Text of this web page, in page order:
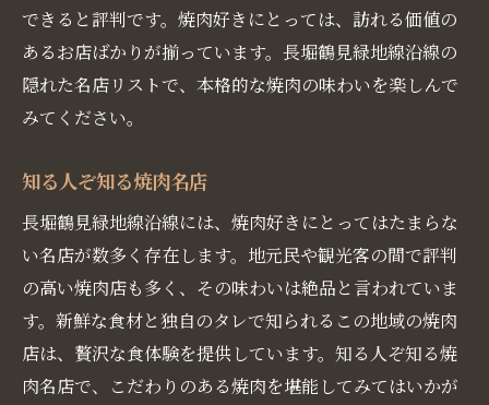
できると評判です。焼肉好きにとっては、訪れる価値の
あるお店ばかりが揃っています。長堀鶴見緑地線沿線の
隠れた名店リストで、本格的な焼肉の味わいを楽しんで
みてください。
知る人ぞ知る焼肉名店
長堀鶴見緑地線沿線には、焼肉好きにとってはたまらな
い名店が数多く存在します。地元民や観光客の間で評判
の高い焼肉店も多く、その味わいは絶品と言われていま
す。新鮮な食材と独自のタレで知られるこの地域の焼肉
店は、贅沢な食体験を提供しています。知る人ぞ知る焼
肉名店で、こだわりのある焼肉を堪能してみてはいかが